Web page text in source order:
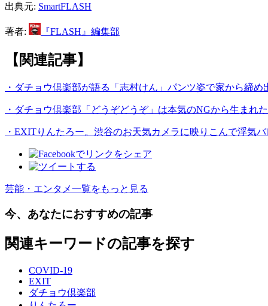
出典元: SmartFLASH
著者: 『FLASH』編集部
【関連記事】
・ダチョウ倶楽部が語る「志村けん」パンツ姿で家から締
・ダチョウ倶楽部「どうぞどうぞ」は本気のNGから生まれた
・EXITりんたろー。渋谷のお天気カメラに映りこんで浮気バ
芸能・エンタメ一覧をもっと見る
今、あなたにおすすめの記事
関連キーワードの記事を探す
COVID-19
EXIT
ダチョウ倶楽部